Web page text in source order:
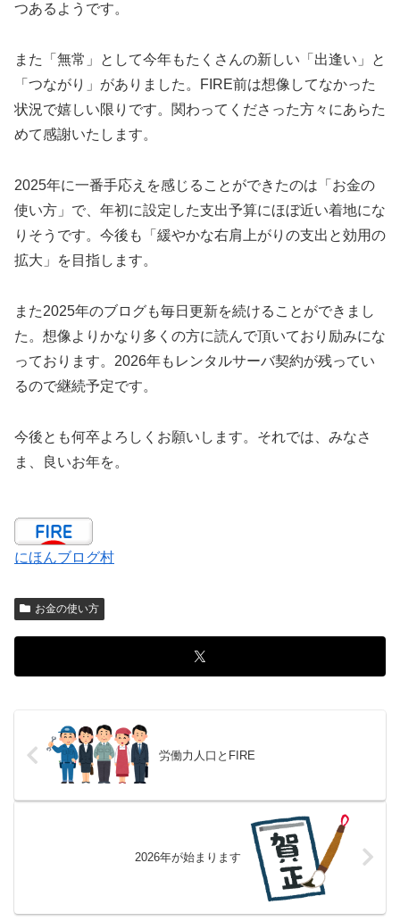
つあるようです。
また「無常」として今年もたくさんの新しい「出逢い」と
「つながり」がありました。FIRE前は想像してなかった
状況で嬉しい限りです。関わってくださった方々にあらた
めて感謝いたします。
2025年に一番手応えを感じることができたのは「お金の
使い方」で、年初に設定した支出予算にほぼ近い着地にな
りそうです。今後も「緩やかな右肩上がりの支出と効用の
拡大」を目指します。
また2025年のブログも毎日更新を続けることができまし
た。想像よりかなり多くの方に読んで頂いており励みにな
っております。2026年もレンタルサーバ契約が残ってい
るので継続予定です。
今後とも何卒よろしくお願いします。それでは、みなさ
ま、良いお年を。
にほんブログ村
お金の使い方
労働力人口とFIRE
2026年が始まります